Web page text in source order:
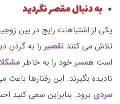
به دنبال مقصر نگردید
یکی از اشتباهات رایج در بین
تلاش می کنند تقصیر را به گردن
است همسر خود را به خاطر
نادیده بگیرند. این رفتارها
سردی برود. بنابراین سعی کنید